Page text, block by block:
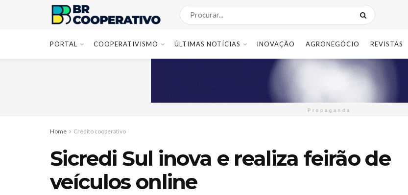
PORTAL COOPERATIVISMO ÚLTIMAS NOTÍCIAS INOVAÇÃO AGRONEGÓCIO REVISTAS
Propaganda
Home Crédito cooperativo
Sicredi Sul inova e realiza feirão de
veículos online